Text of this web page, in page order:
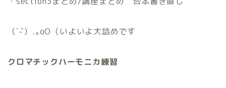
（´-`）.｡oO（いよいよ大詰めです
クロマチックハーモニカ練習